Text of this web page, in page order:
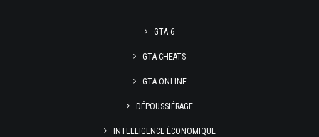
GTA 6
GTA CHEATS
GTA ONLINE
DÉPOUSSIÉRAGE
INTELLIGENCE ÉCONOMIQUE